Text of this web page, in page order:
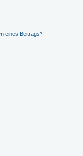
eines Beitrags?